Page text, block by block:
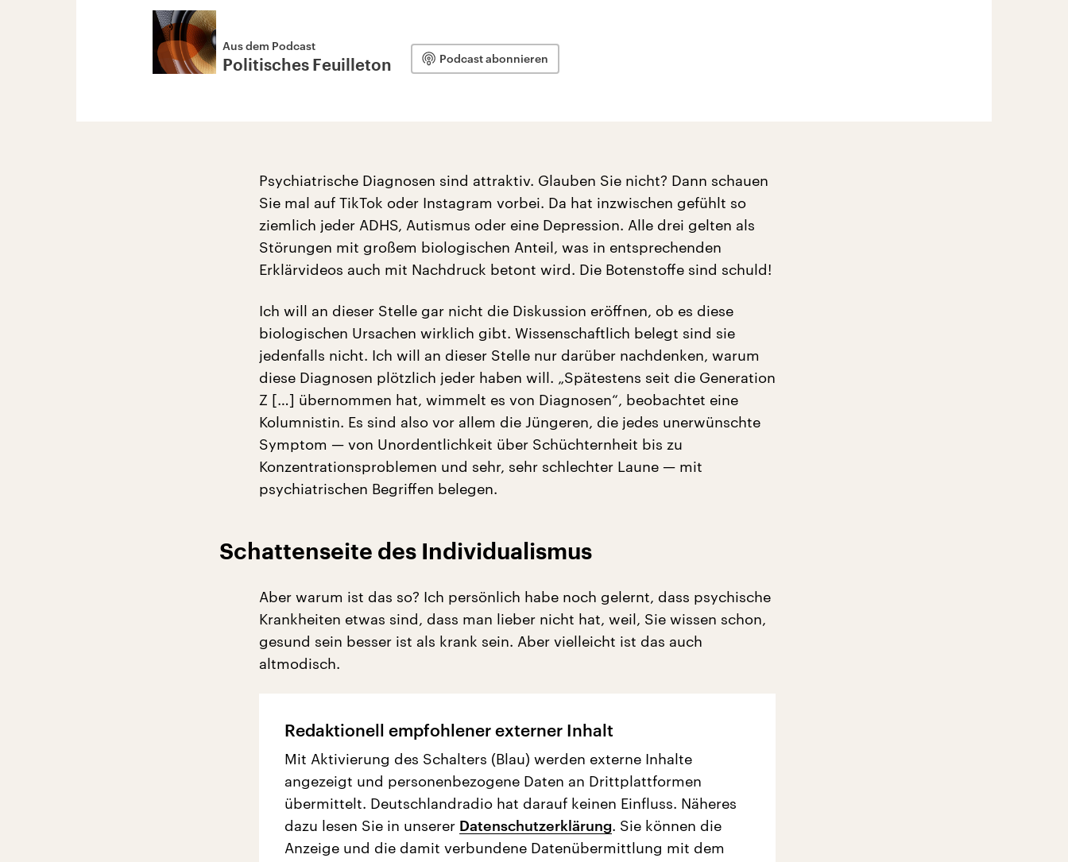
Aus dem Podcast
Politisches Feuilleton Podcast abonnieren
Psychiatrische Diagnosen sind attraktiv. Glauben Sie nicht? Dann schauen
Sie mal auf TikTok oder Instagram vorbei. Da hat inzwischen gefühlt so
ziemlich jeder ADHS, Autismus oder eine Depression. Alle drei gelten als
Störungen mit großem biologischen Anteil, was in entsprechenden
Erklärvideos auch mit Nachdruck betont wird. Die Botenstoffe sind schuld!
Ich will an dieser Stelle gar nicht die Diskussion eröffnen, ob es diese
biologischen Ursachen wirklich gibt. Wissenschaftlich belegt sind sie
jedenfalls nicht. Ich will an dieser Stelle nur darüber nachdenken, warum
diese Diagnosen plötzlich jeder haben will. „Spätestens seit die Generation
Z […] übernommen hat, wimmelt es von Diagnosen“, beobachtet eine
Kolumnistin. Es sind also vor allem die Jüngeren, die jedes unerwünschte
Symptom — von Unordentlichkeit über Schüchternheit bis zu
Konzentrationsproblemen und sehr, sehr schlechter Laune — mit
psychiatrischen Begriffen belegen.
Schattenseite des Individualismus
Aber warum ist das so? Ich persönlich habe noch gelernt, dass psychische
Krankheiten etwas sind, dass man lieber nicht hat, weil, Sie wissen schon,
gesund sein besser ist als krank sein. Aber vielleicht ist das auch
altmodisch.
Redaktionell empfohlener externer Inhalt
Mit Aktivierung des Schalters (Blau) werden externe Inhalte
angezeigt und personenbezogene Daten an Drittplattformen
übermittelt. Deutschlandradio hat darauf keinen Einfluss. Näheres
dazu lesen Sie in unserer Datenschutzerklärung. Sie können die
Anzeige und die damit verbundene Datenübermittlung mit dem